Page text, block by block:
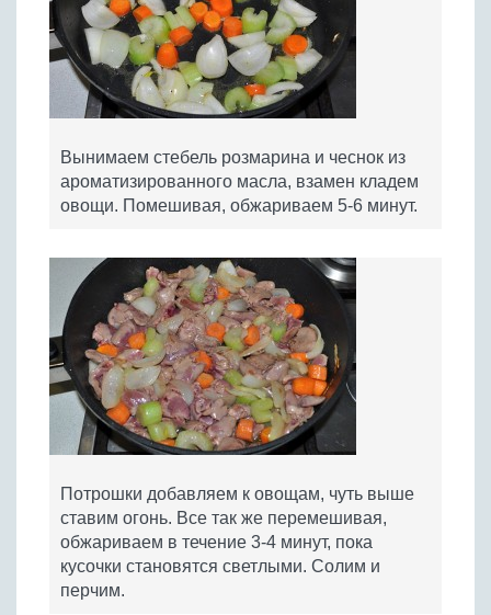
Вынимаем стебель розмарина и чеснок из
ароматизированного масла, взамен кладем
овощи. Помешивая, обжариваем 5-6 минут.
Потрошки добавляем к овощам, чуть выше
ставим огонь. Все так же перемешивая,
обжариваем в течение 3-4 минут, пока
кусочки становятся светлыми. Солим и
перчим.